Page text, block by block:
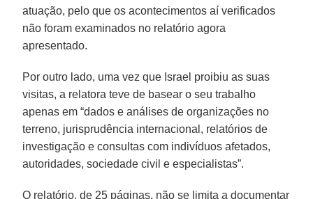
atuação, pelo que os acontecimentos aí verificados
não foram examinados no relatório agora
apresentado.
Por outro lado, uma vez que Israel proibiu as suas
visitas, a relatora teve de basear o seu trabalho
apenas em “dados e análises de organizações no
terreno, jurisprudência internacional, relatórios de
investigação e consultas com indivíduos afetados,
autoridades, sociedade civil e especialistas”.
O relatório, de 25 páginas, não se limita a documentar